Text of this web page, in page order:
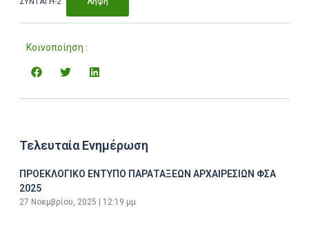
ΣΥΝΤΑΓΗ-2
Λήψη
Κοινοποίηση :
Τελευταία Ενημέρωση
ΠΡΟΕΚΛΟΓΙΚΟ ΕΝΤΥΠΟ ΠΑΡΑΤΑΞΕΩΝ ΑΡΧΑΙΡΕΣΙΩΝ ΦΣΑ
2025
27 Νοεμβρίου, 2025 12:19 μμ